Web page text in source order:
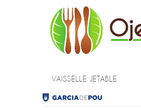
VAISSELLE JETABLE